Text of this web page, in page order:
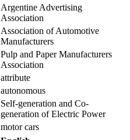
Argentine Advertising
Association
Association of Automotive
Manufacturers
Pulp and Paper Manufacturers
Association
attribute
autonomous
Self-generation and Co-
generation of Electric Power
motor cars